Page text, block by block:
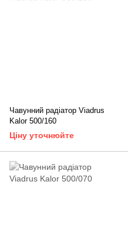
Чавунний радіатор Viadrus
Kalor 500/160
Ціну уточнюйте